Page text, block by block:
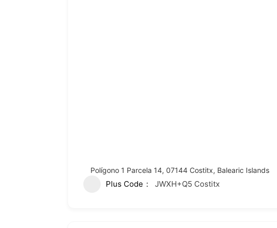
Polígono 1 Parcela 14, 07144 Costitx, Balearic Islands
Plus Code JWXH+Q5 Costitx